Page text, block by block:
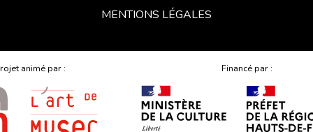
MENTIONS LÉGALES
animé par : Financé par :